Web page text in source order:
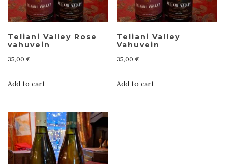
Teliani Valley Rose
vahuvein
35,00 €
Add to cart
Teliani Valley
Vahuvein
35,00 €
Add to cart